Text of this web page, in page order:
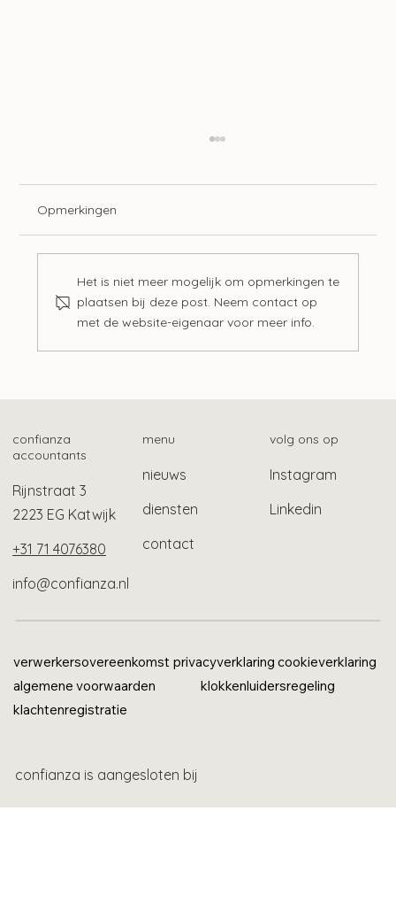
Samenwerking Belastingdienst en NSR
Opmerkingen
Het is niet meer mogelijk om opmerkingen te
plaatsen bij deze post. Neem contact op
met de website-eigenaar voor meer info.
confianza
accountants
Rijnstraat 3
2223 EG Katwijk
+31 71 4076380
info@confianza.nl
menu
nieuws
diensten
contact
volg ons op
Instagram
Linkedin
verwerkersovereenkomst privacyverklaring cookieverklaring
algemene voorwaarden
klokkenluidersregeling
klachtenregistratie
confianza is aangesloten bij